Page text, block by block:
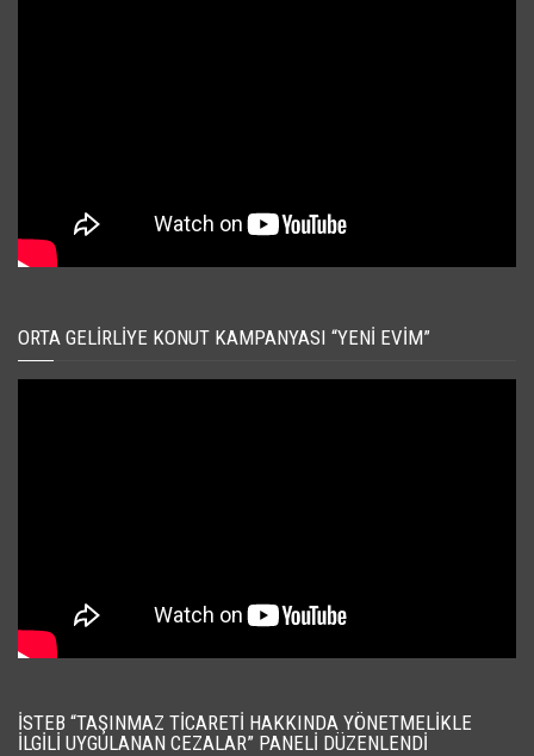
ORTA GELIRLIYE KONUT KAMPANYASI “YENI EVIM”
İSTEB “TAŞINMAZ TICARETI HAKKINDA YÖNETMELIKLE
İLGILI UYGULANAN CEZALAR” PANELI DÜZENLENDI